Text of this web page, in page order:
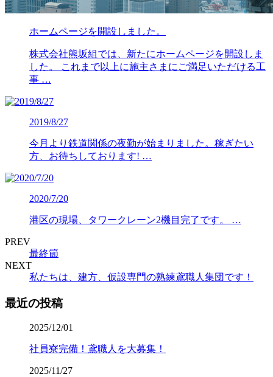
ホームページを開設しました。
株式会社熊坂組では、新たにホームページを開設しま
した。 これまで以上に施主さまにご満足いただける工
事 …
2019/8/27
今月より鉄道関係の夜勤が始まりました。稼ぎたい
方、お待ちしております! …
2020/7/20
港区の現場、タワークレーン2機目完了です。 …
PREV
最終節
NEXT
私たちは、建方、仮設専門の熟練鳶職人集団です！
最近の投稿
2025/12/01
社員寮完備！鳶職人を大募集！
2025/11/27